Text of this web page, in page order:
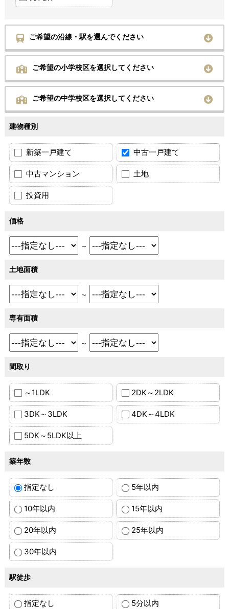
ご希望の沿線・駅を選んでください
ご希望の小学校区を選択してください
ご希望の中学校区を選択してください
建物種別
新築一戸建て 中古一戸建て
中古マンション 土地
投資用
価格
～
土地面積
～
専有面積
～
間取り
～1LDK 2DK～2LDK
3DK～3LDK 4DK～4LDK
5DK～5LDK以上
築年数
指定なし 5年以内
10年以内 15年以内
20年以内 25年以内
30年以内
駅徒歩
指定なし 5分以内